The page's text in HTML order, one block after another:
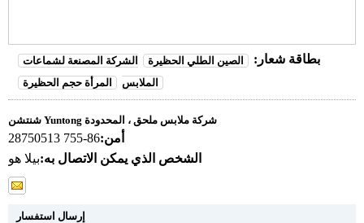
بطاقة شعار: الصين الطلي الحظيرة
الشركة المصنعة لشماعات
الملابس
المرأة حجم الحظيرة
شنتشن Yuntong شركة ملابس ملحق ، المحدودة
أمن:86-755 28750513
الشخص الذي يمكن الاتصال به:بيلا هو
إرسال استفسار